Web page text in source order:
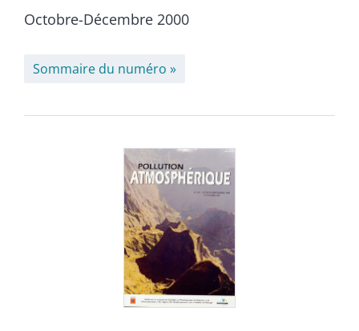
Octobre-Décembre 2000
Sommaire du numéro